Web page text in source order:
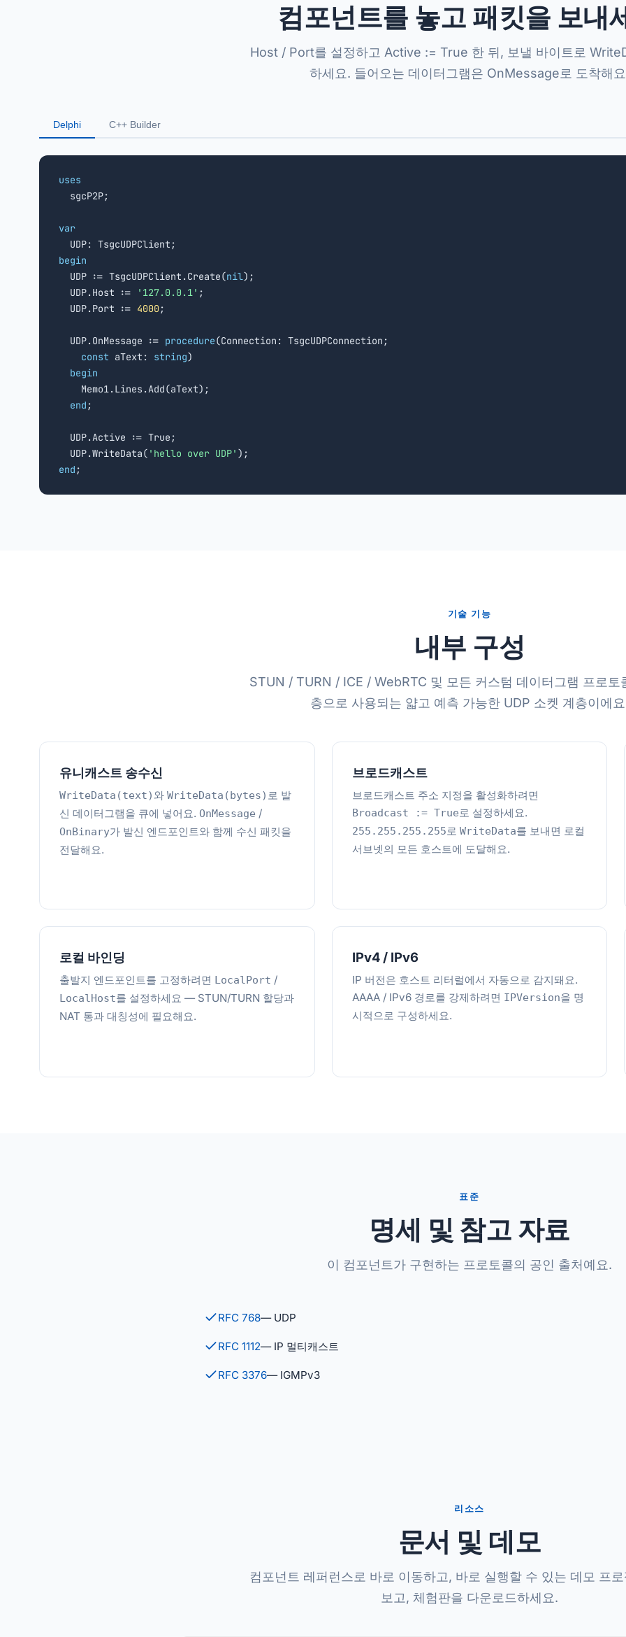
컴포넌트를 놓고 패킷을 보내
Host / Port를 설정하고 Active := True 한 뒤, 보낼 바이트로
하세요. 들어오는 데이터그램은 OnMessage로 도착해
Delphi C++ Builder
uses
sgcP2P;
var
begin
UDP := TsgcUDPClient.Create(nil);
  UDP.Host :=
'127.0.0.1' ;
  UDP.Port :=
4000 ;
  UDP.OnMessage :=
procedure(Connection: TsgcUDPConnection;
const aText: string)
begin
    Memo1.Lines.Add(aText);
end ;
  UDP.Active := True;
  UDP.WriteData(
'hello over UDP'
end ;
기술 기능
내부 구성
STUN / TURN / ICE / WebRTC 및 모든 커스텀 데이터그램 프로토
층으로 사용되는 얇고 예측 가능한 UDP 소켓 계층이에
유니캐스트 송수신
WriteData(text) 와 WriteData(bytes) 로 발
신 데이터그램을 큐에 넣어요. OnMessage /
OnBinary가 발신 엔드포인트와 함께 수신 패킷을
전달해요.
브로드캐스트
브로드캐스트 주소 지정을 활성화하려면
Broadcast := True로 설정하세요.
255.255.255.255로 WriteData를 보내면 로컬
서브넷의 모든 호스트에 도달해요.
로컬 바인딩
출발지 엔드포인트를 고정하려면 LocalPort /
LocalHost를 설정하세요 — STUN/TURN 할당과
NAT 통과 대칭성에 필요해요.
IPv4 / IPv6
IP 버전은 호스트 리터럴에서 자동으로 감지돼요.
AAAA / IPv6 경로를 강제하려면 IPVersion을 명
시적으로 구성하세요.
표준
명세 및 참고 자료
이 컴포넌트가 구현하는 프로토콜의 공인 출처예요.
RFC 768— UDP
RFC 1112— IP 멀티캐스트
RFC 3376— IGMPv3
리소스
문서 및 데모
컴포넌트 레퍼런스로 바로 이동하고, 바로 실행할 수 있는 데모 프
보고, 체험판을 다운로드하세요.